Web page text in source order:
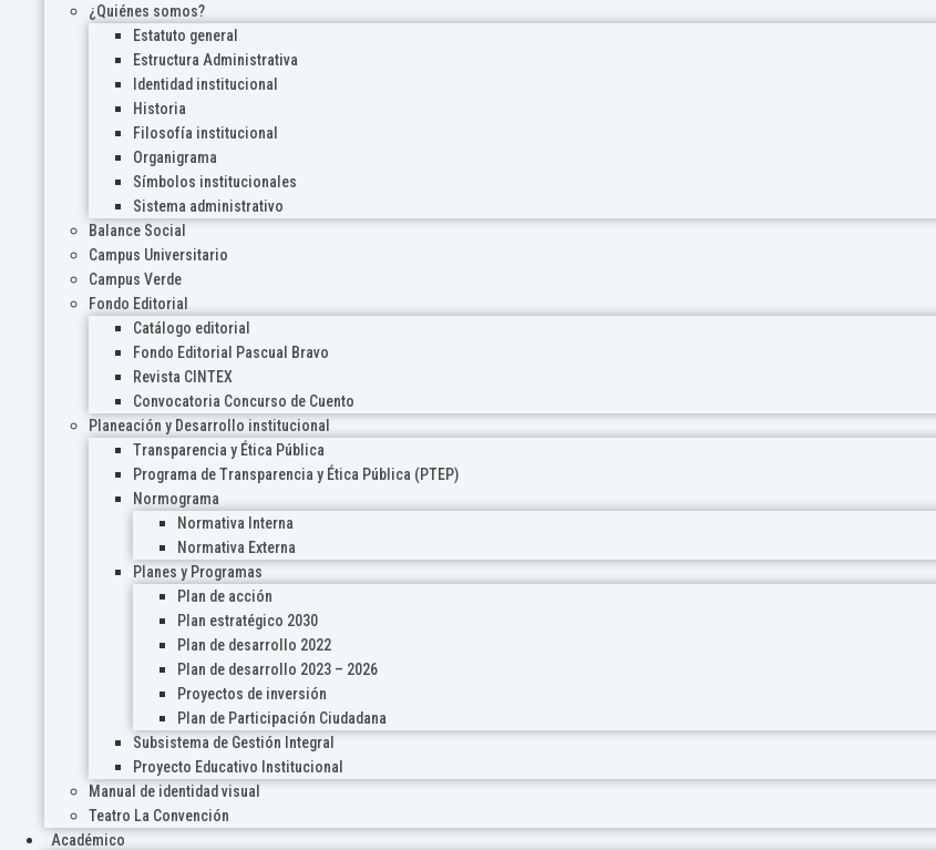
¿Quiénes somos?
Estatuto general
Estructura Administrativa
Identidad institucional
Historia
Filosofía institucional
Organigrama
Símbolos institucionales
Sistema administrativo
Balance Social
Campus Universitario
Campus Verde
Fondo Editorial
Catálogo editorial
Fondo Editorial Pascual Bravo
Revista CINTEX
Convocatoria Concurso de Cuento
Planeación y Desarrollo institucional
Transparencia y Ética Pública
Programa de Transparencia y Ética Pública (PTEP)
Normograma
Normativa Interna
Normativa Externa
Planes y Programas
Plan de acción
Plan estratégico 2030
Plan de desarrollo 2022
Plan de desarrollo 2023 – 2026
Proyectos de inversión
Plan de Participación Ciudadana
Subsistema de Gestión Integral
Proyecto Educativo Institucional
Manual de identidad visual
Teatro La Convención
Académico